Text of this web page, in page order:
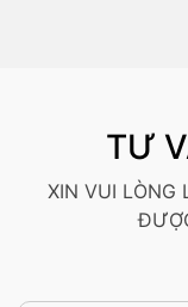
TƯ
XIN VUI LÒNG